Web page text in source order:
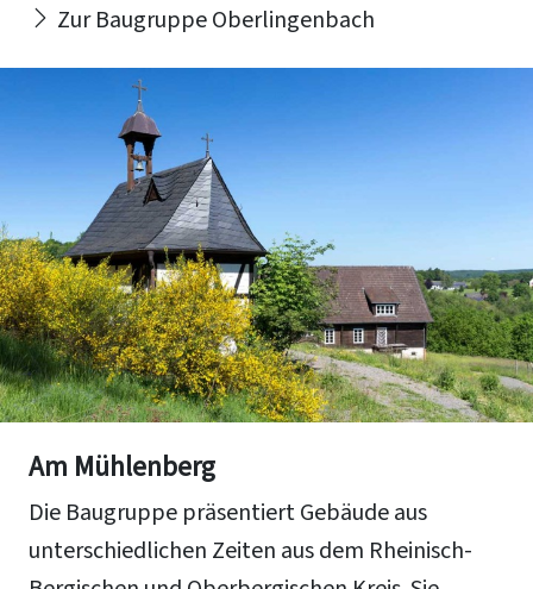
Zur Baugruppe Oberlingenbach
Am Mühlenberg
Die Baugruppe präsentiert Gebäude aus
unterschiedlichen Zeiten aus dem Rheinisch-